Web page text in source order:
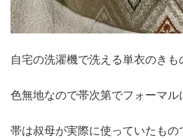
自宅の洗濯機で洗える単衣のきも
色無地なので帯次第でフォーマル
帯は叔母が実際に使っていたも